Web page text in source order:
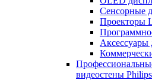
Сенсорные
Проекторы
Аксессуары
видеостены Philips